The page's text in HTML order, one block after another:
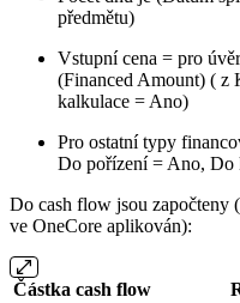
předmětu)
Vstupní cena = pro
(Financed Amount) (
kalkulace = Ano)
Pro ostatní typy
Do pořízení = Ano, Do
Do cash flow jsou započteny
ve OneCore aplikován):
Částka cash flow